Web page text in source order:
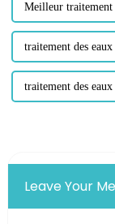
Meilleur traitement
traitement des
traitement des
Leave Your